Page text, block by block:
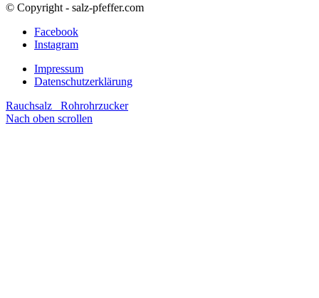
© Copyright - salz-pfeffer.com
Facebook
Instagram
Impressum
Datenschutzerklärung
Rauchsalz
Rohrohrzucker
Nach oben scrollen